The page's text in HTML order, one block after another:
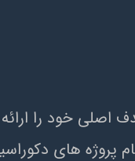
دپارتمان هاي مختلف تخصصي در
آرين سازه در سال 1384